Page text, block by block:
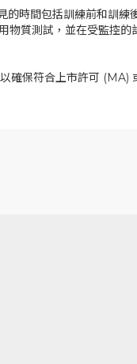
的時間包括訓練前和訓練
物質測試，並在受監
保符合上市許可 (MA)